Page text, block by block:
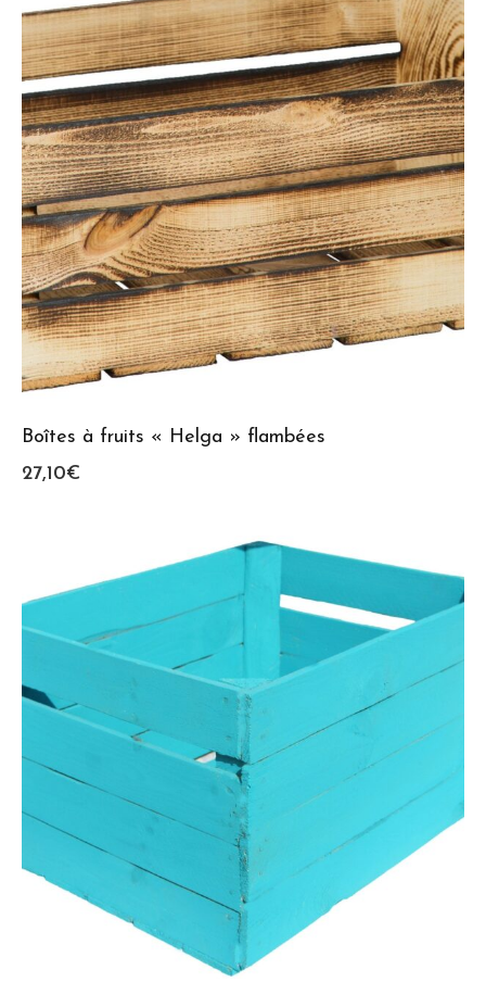
Boîtes à fruits « Helga » flambées
27,10€